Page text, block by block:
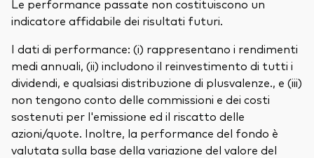
Le performance passate non costituiscono un
indicatore affidabile dei risultati futuri.
I dati di performance: (i) rappresentano i rendimenti
medi annuali, (ii) includono il reinvestimento di tutti i
dividendi, e qualsiasi distribuzione di plusvalenze., e (iii)
non tengono conto delle commissioni e dei costi
sostenuti per l'emissione ed il riscatto delle
azioni/quote. Inoltre, la performance del fondo è
valutata sulla base della variazione del valore del